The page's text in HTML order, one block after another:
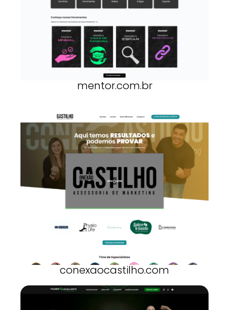
mentor.com.br
conexaocastilho.com